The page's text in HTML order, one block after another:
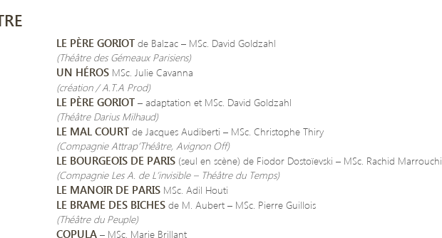
LE PÈRE GORIOTde Balzac – MSc. David Goldzahl
(Théâtre des Gémeaux Parisiens)
UN HÉROS MSc. Julie Cavanna
(création / A.T.A Prod)
LE PÈRE GORIOT– adaptation et MSc. David Goldzahl
(Théâtre Darius Milhaud)
LE MAL COURTde Jacques Audiberti – MSc. Christophe Thiry
(Compagnie Attrap’Théâtre, Avignon Off)
LE BOURGEOIS DE PARIS(seul en scène) de Fiodor Dostoïevski – MSc. Rachid Marrouchi
(Compagnie Les A. de L’invisible – Théâtre du Temps)
LE MANOIR DE PARIS MSc. Adil Houti
LE BRAME DES BICHESde M. Aubert – MSc. Pierre Guillois
(Théâtre du Peuple)
COPULA– MSc. Marie Brillant